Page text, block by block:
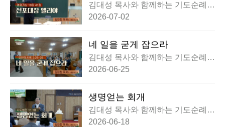
김대성 목사와 함께하는 기도순례대
행전 부흥회
2026-07-02
네 일을 굳게 잡으라
김대성 목사와 함께하는 기도순례대
행전 부흥회
2026-06-25
생명얻는 회개
김대성 목사와 함께하는 기도순례대
행전 부흥회
2026-06-18